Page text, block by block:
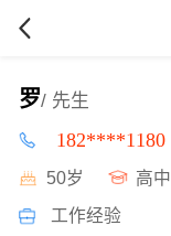
罗/ 先生
182****1180
50岁 高中
工作经验